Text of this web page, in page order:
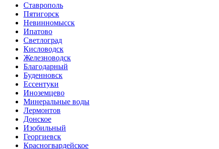
Ставрополь
Пятигорск
Невинномысск
Ипатово
Светлоград
Кисловодск
Железноводск
Благодарный
Буденновск
Ессентуки
Иноземцево
Минеральные воды
Лермонтов
Донское
Изобильный
Георгиевск
Красногвардейское